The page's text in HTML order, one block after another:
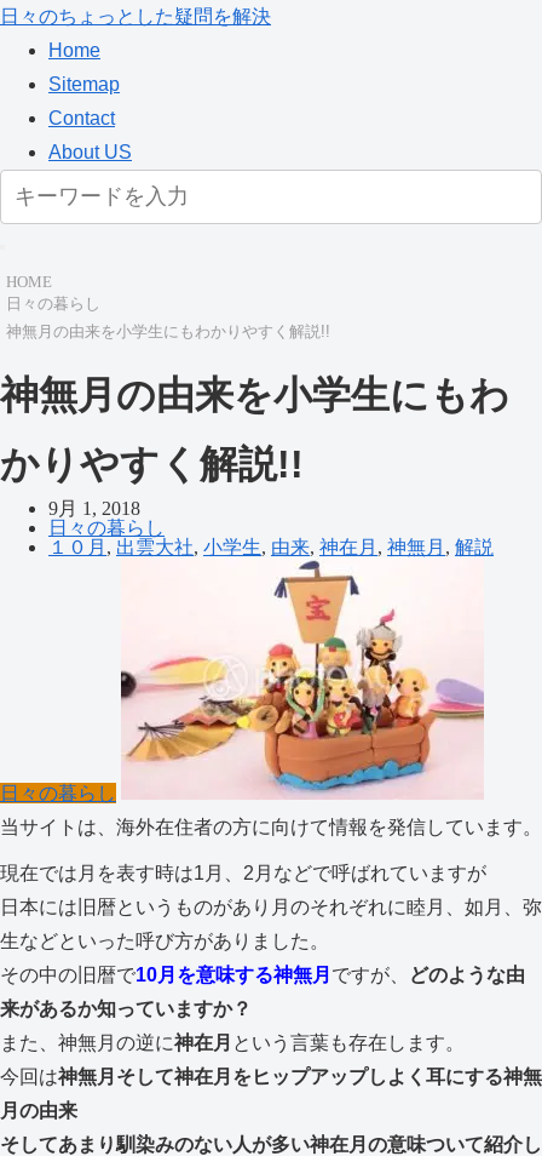
日々のちょっとした疑問を解決
Home
Sitemap
Contact
About US
HOME
日々の暮らし
神無月の由来を小学生にもわかりやすく解説!!
神無月の由来を小学生にもわ
かりやすく解説!!
9月 1, 2018
日々の暮らし
１０月 , 出雲大社, 小学生, 由来, 神在月 , 神無月 , 解説
日々の暮らし
当サイトは、海外在住者の方に向けて情報を発信しています。
現在では月を表す時は1月、2月などで呼ばれていますが
日本には旧暦というものがあり月のそれぞれに睦月、如月、弥
生などといった呼び方がありました。
その中の旧暦で10月を意味する神無月 ですが、
どのような由
来があるか知っていますか？
また、神無月の逆に神在月 という言葉も存在します。
今回は神無月そして神在月をヒップアップしよく耳にする神無
月の由来
そしてあまり馴染みのない人が多い神在月の意味ついて紹介し